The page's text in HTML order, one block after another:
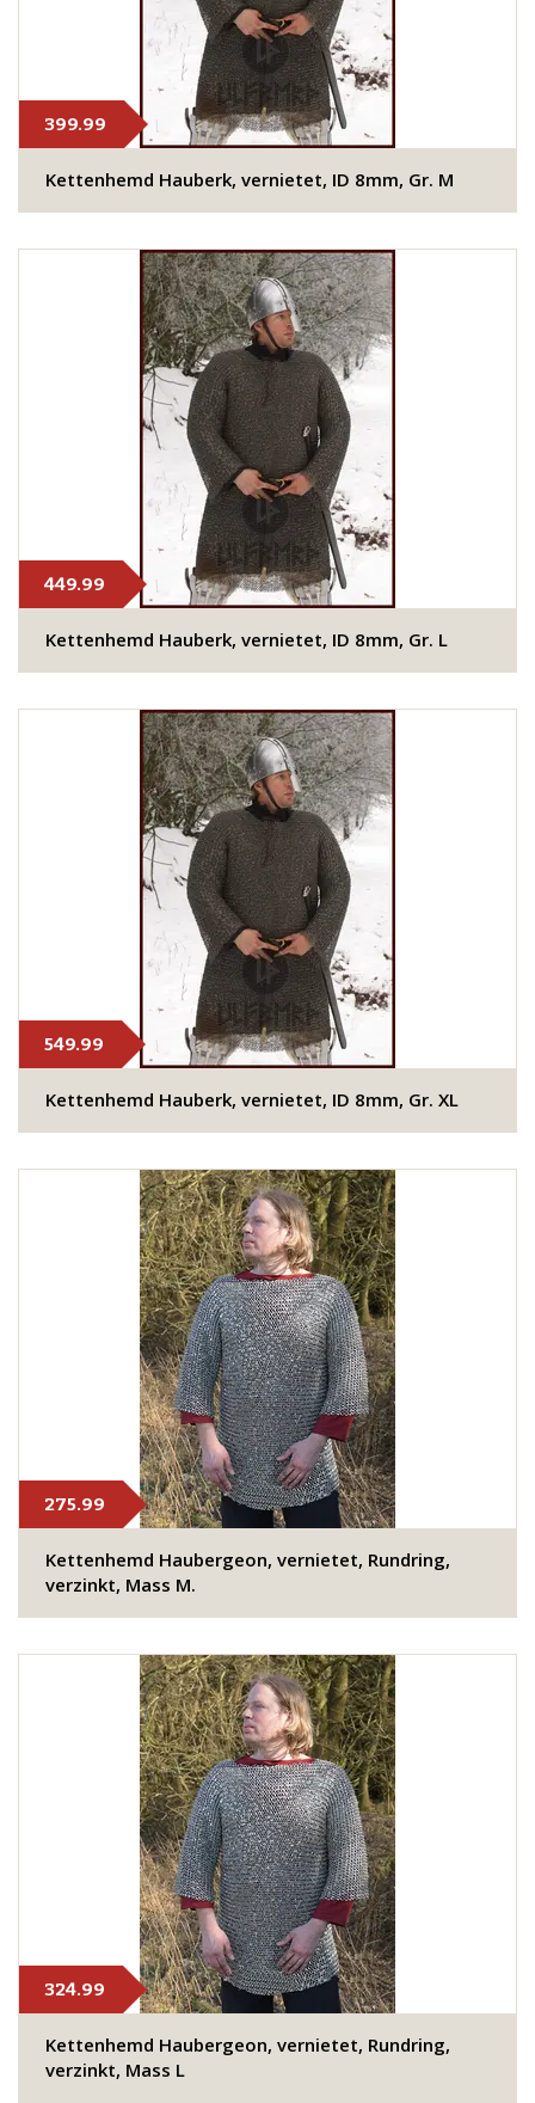
399.99
Kettenhemd Hauberk, vernietet, ID 8mm, Gr. M
449.99
Kettenhemd Hauberk, vernietet, ID 8mm, Gr. L
549.99
Kettenhemd Hauberk, vernietet, ID 8mm, Gr. XL
275.99
Kettenhemd Haubergeon, vernietet, Rundring,
verzinkt, Mass M.
324.99
Kettenhemd Haubergeon, vernietet, Rundring,
verzinkt, Mass L